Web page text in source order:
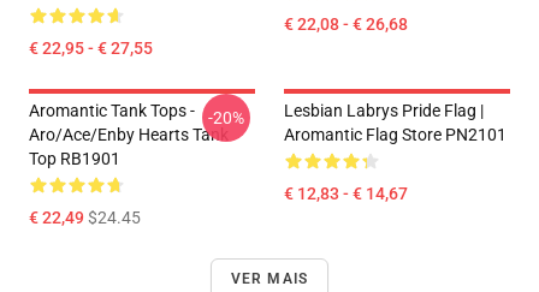
€ 22,95 - € 27,55
€ 22,08 - € 26,68
Aromantic Tank Tops -
Aro/ace/enby Hearts Tank
Top RB1901
€ 22,49$24.45
-20%
Lesbian Labrys Pride Flag |
Aromantic Flag Store PN2101
€ 12,83 - € 14,67
VER MAIS